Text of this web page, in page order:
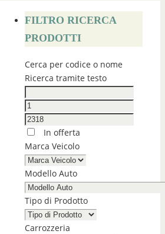
FILTRO RICERCA
PRODOTTI
Cerca per codice o nome
Ricerca tramite testo
In offerta
Marca Veicolo
Modello Auto
Tipo di Prodotto
Carrozzeria